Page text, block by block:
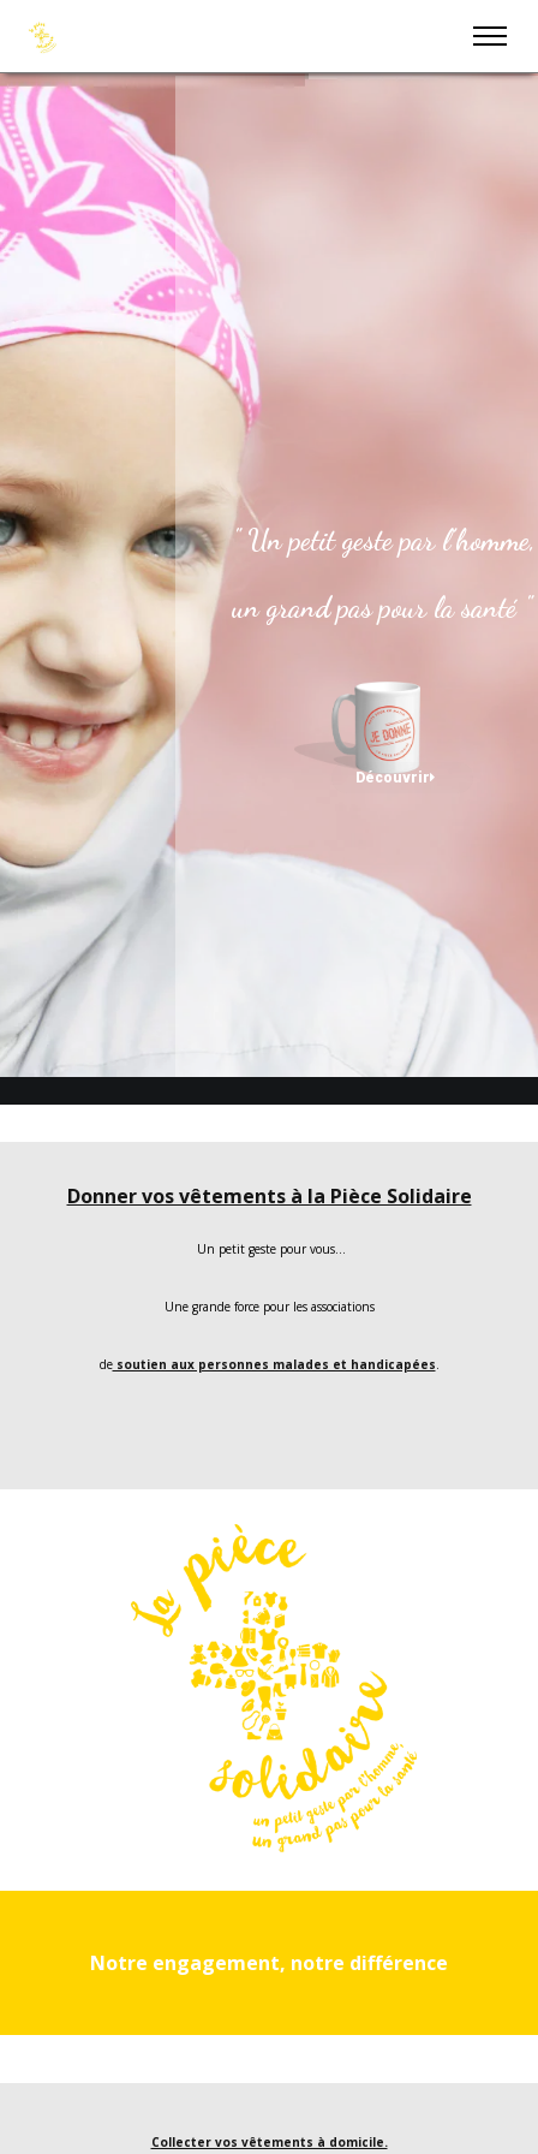
" Un petit geste par l’homme,
un grand pas pour la santé "
Découvrir
Donner vos vêtements à la Pièce Solidaire
Un petit geste pour vous…
Une grande force pour les associations
desoutien aux personnes malades et handicapées.
Notre engagement, notre différence
Collecter vos vêtements à domicile.